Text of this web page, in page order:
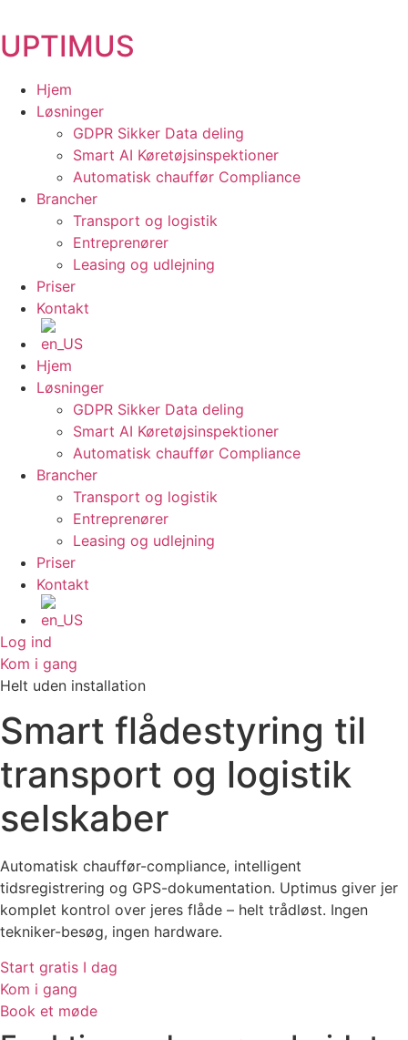
til
indhold
UPTIMUS
Hjem
Løsninger
GDPR Sikker Data deling
Smart AI Køretøjsinspektioner
Automatisk chauffør Compliance
Brancher
Transport og logistik
Entreprenører
Leasing og udlejning
Priser
Kontakt
Hjem
Løsninger
GDPR Sikker Data deling
Smart AI Køretøjsinspektioner
Automatisk chauffør Compliance
Brancher
Transport og logistik
Entreprenører
Leasing og udlejning
Priser
Kontakt
Log ind
Kom i gang
Helt uden installation
Smart flådestyring til
transport og logistik
selskaber
Automatisk chauffør-compliance, intelligent
tidsregistrering og GPS-dokumentation. Uptimus giver jer
komplet kontrol over jeres flåde – helt trådløst. Ingen
tekniker-besøg, ingen hardware.
Start gratis I dag
Kom i gang
Book et møde